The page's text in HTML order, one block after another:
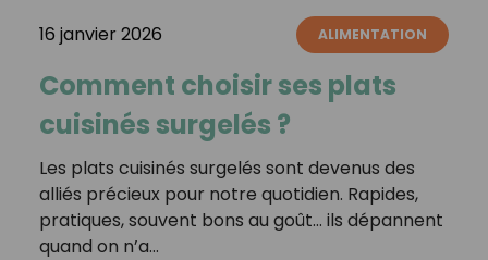
16 janvier 2026 ALIMENTATION
Comment choisir ses plats
cuisinés surgelés ?
Les plats cuisinés surgelés sont devenus des
alliés précieux pour notre quotidien. Rapides,
pratiques, souvent bons au goût… ils dépannent
quand on n’a…